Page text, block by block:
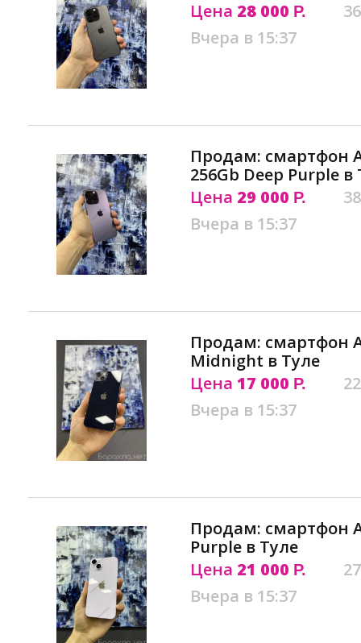
Цена 28 000 Р.
Вчера в 15:37
Продам: смартфон
256Gb Deep Purple в
Цена 29 000 Р.
Вчера в 15:37
Продам: смартфон
Midnight в Туле
Цена 17 000 Р.
Вчера в 15:37
Продам: смартфон
Purple в Туле
Цена 21 000 Р.
Вчера в 15:37